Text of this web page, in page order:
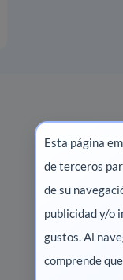
Esta página
de terceros
de su
publicidad y/o
gustos. Al
comprende